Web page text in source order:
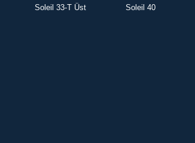
Soleil 33-T Üst Soleil 40